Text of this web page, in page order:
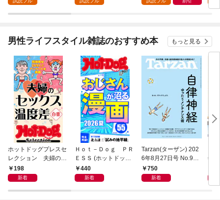
『ざまぁ！』します！
（１）
～
（
男性ライフスタイル雑誌のおすすめ本 もっと見る
ホットドッグプレスセ
レクション 夫婦のセ
ックス温度差白書
「大人のセックス白
６０６
198
新着
Ｈｏｔ－Ｄｏｇ ＰＲ
ＥＳＳ (ホットドッグ
プレス) ｎｏ．６０
７ おじさんが沼る漫
440
新着
Tarzan(ターザン) 202
6年8月27日号 No.931
[自律神経ゆったりメン
テナンス術]
750
新着
年9